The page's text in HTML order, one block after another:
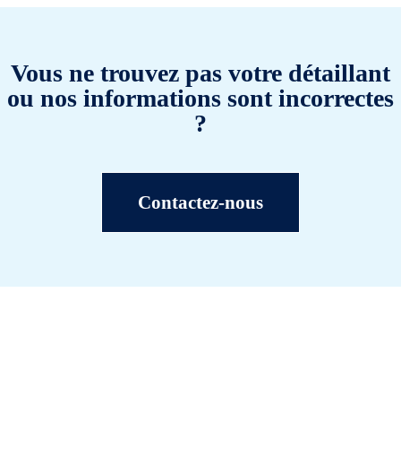
Vous ne trouvez pas votre détaillant
ou nos informations sont incorrectes
?
Contactez-nous